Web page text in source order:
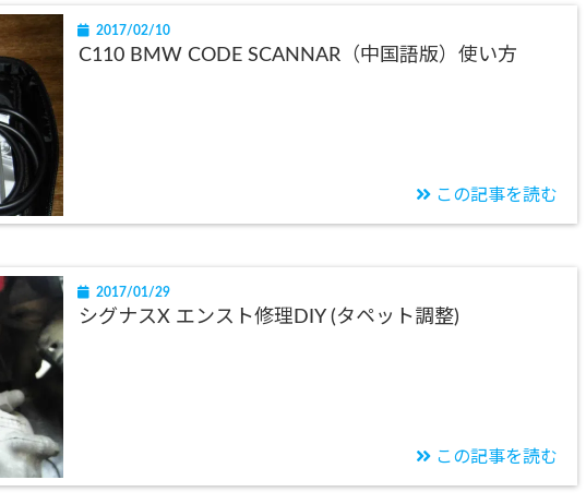
2017/02/10
C110 BMW CODE SCANNAR（中国語版）使い方
この記事を読む
2017/01/29
シグナスX エンスト修理DIY (タペット調整)
この記事を読む